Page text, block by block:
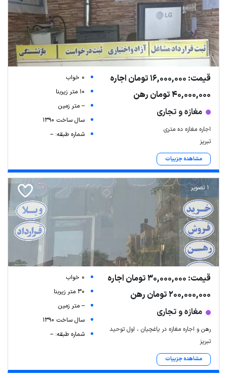
قیمت: 16,000,000 تومان اجاره
40,000,000 تومان رهن
مغازه و تجاری
اجاره مغازه ده متری
تبریز
مشاهده جزییات
0 خواب
10 متر زیربنا
-- متر زمین
سال ساخت 1390
شماره طبقه: --
1 تصویر
قیمت: 30,000,000 تومان اجاره
200,000,000 تومان رهن
مغازه و تجاری
رهن و اجاره مغازه در یاغچیان ، اول توحید
تبریز
مشاهده جزییات
0 خواب
30 متر زیربنا
-- متر زمین
سال ساخت 1390
شماره طبقه: --